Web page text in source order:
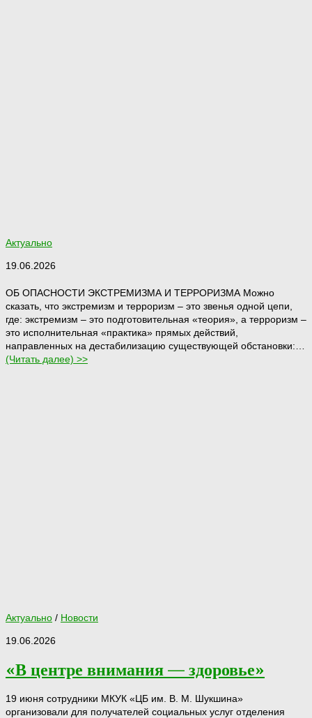
Актуально
19.06.2026
ОБ ОПАСНОСТИ ЭКСТРЕМИЗМА И ТЕРРОРИЗМА Можно
сказать, что экстремизм и терроризм – это звенья одной цепи,
где: экстремизм – это подготовительная «теория», а терроризм –
это исполнительная «практика» прямых действий,
направленных на дестабилизацию существующей обстановки:…
(Читать далее) >>
Актуально / Новости
19.06.2026
«В центре внимания — здоровье»
19 июня сотрудники МКУК «ЦБ им. В. М. Шукшина»
организовали для получателей социальных услуг отделения